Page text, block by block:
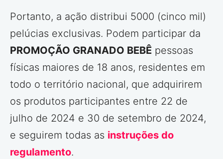
Portanto, a ação distribui 5000 (cinco mil)
pelúcias exclusivas. Podem participar da
PROMOÇÃO GRANADO BEBÊ pessoas
físicas maiores de 18 anos, residentes em
todo o território nacional, que adquirirem
os produtos participantes entre 22 de
julho de 2024 e 30 de setembro de 2024,
e seguirem todas as instruções do
regulamento.